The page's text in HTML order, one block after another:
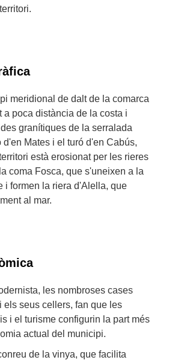
meridional de dalt de la comarca
a poca distància de la costa i
granítiques de la serralada
d'en Mates i el turó d'en Cabús,
està erosionat per les rieres
coma Fosca, que s'uneixen a la
i formen la riera d'Alella, que
al mar.
les nombroses cases
els seus cellers, fan que les
i el turisme configurin la part més
actual del municipi.
de la vinya, que facilita